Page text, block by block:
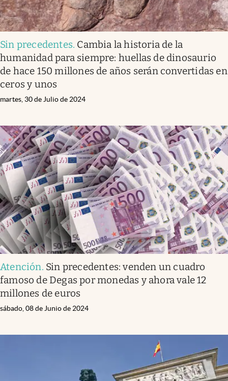
Sin precedentes. Cambia la historia de la
humanidad para siempre: huellas de dinosaurio
de hace 150 millones de años serán convertidas en
ceros y unos
martes, 30 de Julio de 2024
Atención. Sin precedentes: venden un cuadro
famoso de Degas por monedas y ahora vale 12
millones de euros
sábado, 08 de Junio de 2024